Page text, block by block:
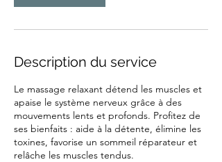
Description du service
Le massage relaxant détend les muscles et
apaise le système nerveux grâce à des
mouvements lents et profonds. Profitez de
ses bienfaits : aide à la détente, élimine les
toxines, favorise un sommeil réparateur et
relâche les muscles tendus.